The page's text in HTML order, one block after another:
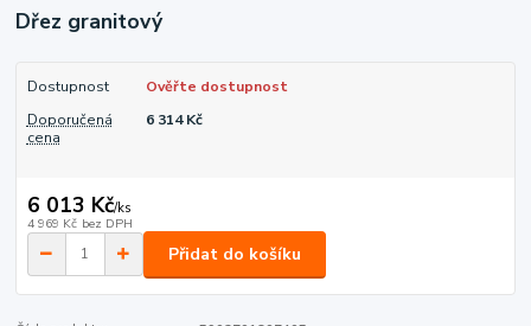
Dřez granitový
Dostupnost
Ověřte dostupnost
Doporučená
cena
6 314 Kč
6 013 Kč/ks
4 969 Kč bez DPH
Přidat do košíku